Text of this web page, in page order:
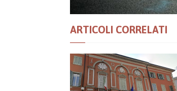
ARTICOLI CORRELATI